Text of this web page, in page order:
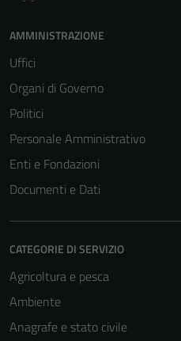
AMMINISTRAZIONE
Uffici
Organi di Governo
Politici
Personale Amministrativo
Enti e Fondazioni
Documenti e Dati
CATEGORIE DI SERVIZIO
Agricoltura e pesca
Ambiente
Anagrafe e stato civile